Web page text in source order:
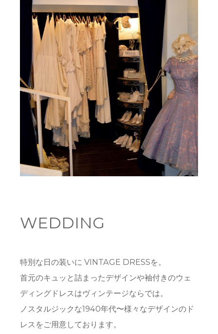
WEDDING
特別な日の装いに VINTAGE DRESSを。
首元のキュッと詰まったデザインや袖付きのウェ
ディングドレスはヴィンテージならでは。
ノスタルジックな1940年代〜様々なデザインのド
レスをご用意しております。